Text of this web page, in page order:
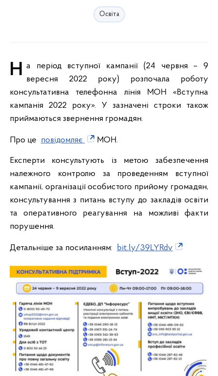
Освіта
На період вступної кампанії (24 червня – 9 вересня 2022 року) розпочала роботу
консультативна телефонна лінія МОН «Вступна
кампанія 2022 року». У зазначені строки також
приймаються звернення громадян.
Про це повідомляє МОН.
Експерти консультують із метою забезпечення
належного контролю за проведенням вступної
кампанії, організації особистого прийому громадян,
консультування з питань вступу до закладів освіти
та оперативного реагування на можливі факти
порушення.
Детальніше за посиланням: bit.ly/39LYRdv